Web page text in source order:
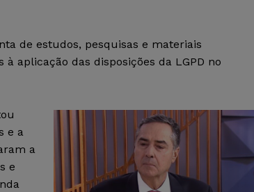
de estudos, pesquisas e materiais
aplicação das disposições da LGPD no
e a
a
e